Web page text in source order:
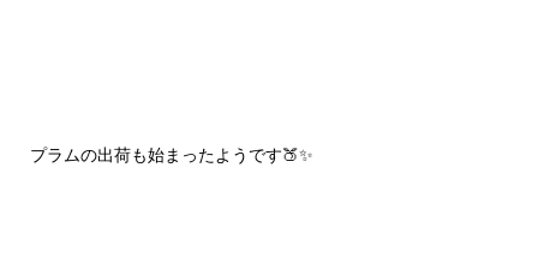
プラムの出荷も始まったようです🍑✨